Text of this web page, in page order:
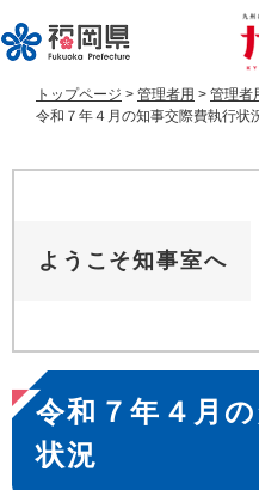
ー
ジ
ニ
ュ
トップページ > 管理者用 > 管理者
令和７年４月の知事交際費執行状
ようこそ知事室へ
本
文
令和７年４月
状況